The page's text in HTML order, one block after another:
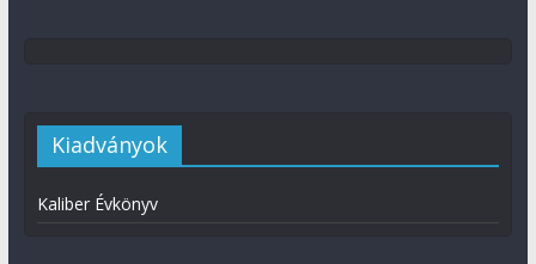
Kiadványok
Kaliber Évkönyv